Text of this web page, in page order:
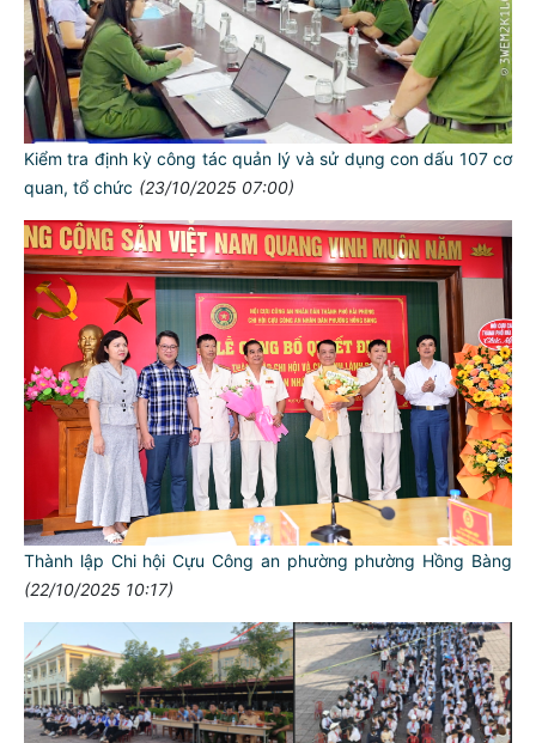
Kiểm tra định kỳ công tác quản lý và sử dụng con dấu 107 cơ
quan, tổ chức (23/10/2025 07:00)
Thành lập Chi hội Cựu Công an phường phường Hồng Bàng
(22/10/2025 10:17)